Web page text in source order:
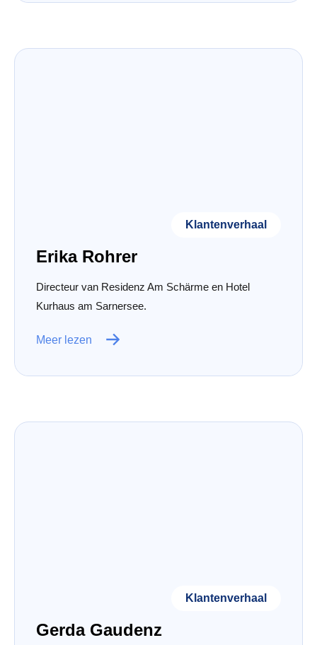
Klantenverhaal
Erika Rohrer
Directeur van Residenz Am Schärme en Hotel
Kurhaus am Sarnersee.
Meer lezen
Klantenverhaal
Gerda Gaudenz